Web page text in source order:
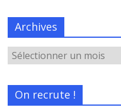
Archives
On recrute !